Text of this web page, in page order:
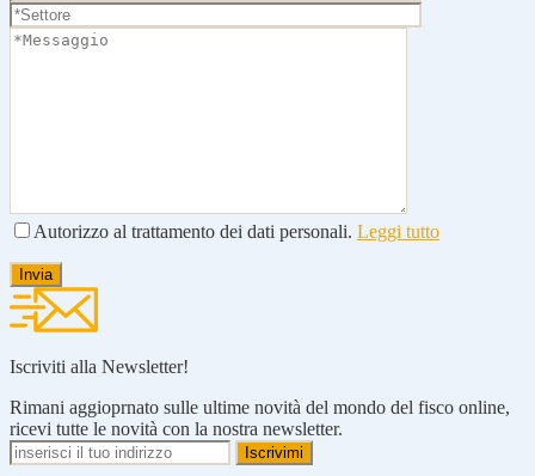
Autorizzo al trattamento dei dati personali. Leggi tutto
Iscriviti alla Newsletter!
Rimani aggioprnato sulle ultime novità del mondo del fisco online,
ricevi tutte le novità con la nostra newsletter.